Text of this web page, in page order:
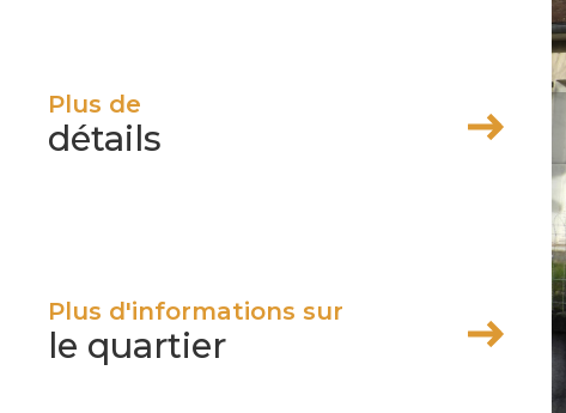
Plus de
détails
Plus d'informations sur
le quartier